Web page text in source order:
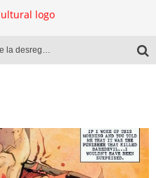
El libro en la mira de la desregulación
nieve